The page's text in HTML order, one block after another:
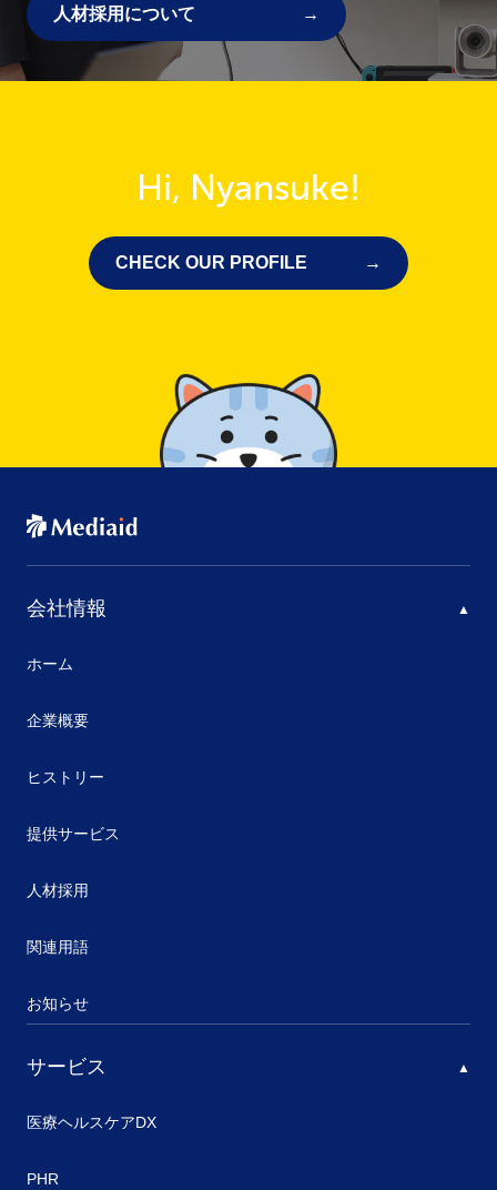
人材採用について
Hi, Nyansuke!
CHECK OUR PROFILE
会社情報
ホーム
企業概要
ヒストリー
提供サービス
人材採用
関連用語
お知らせ
サービス
医療ヘルスケアDX
PHR